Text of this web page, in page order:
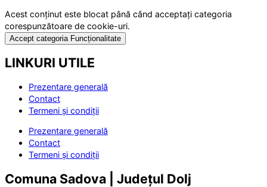
Acest conținut este blocat până când acceptați categoria
corespunzătoare de cookie-uri.
Accept categoria Funcționalitate
LINKURI UTILE
Prezentare generală
Contact
Termeni și condiții
Prezentare generală
Contact
Termeni și condiții
Comuna Sadova | Județul Dolj